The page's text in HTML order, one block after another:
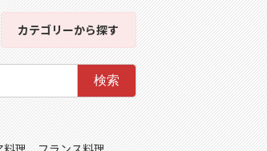
カテゴリーから探す
検索